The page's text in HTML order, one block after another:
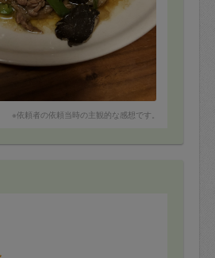
※依頼者の依頼当時の主観的な感想です。